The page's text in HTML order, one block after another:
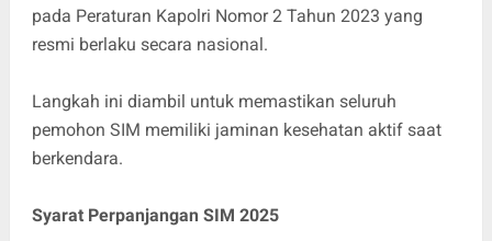
pada Peraturan Kapolri Nomor 2 Tahun 2023 yang
resmi berlaku secara nasional.
Langkah ini diambil untuk memastikan seluruh
pemohon SIM memiliki jaminan kesehatan aktif saat
berkendara.
Syarat Perpanjangan SIM 2025